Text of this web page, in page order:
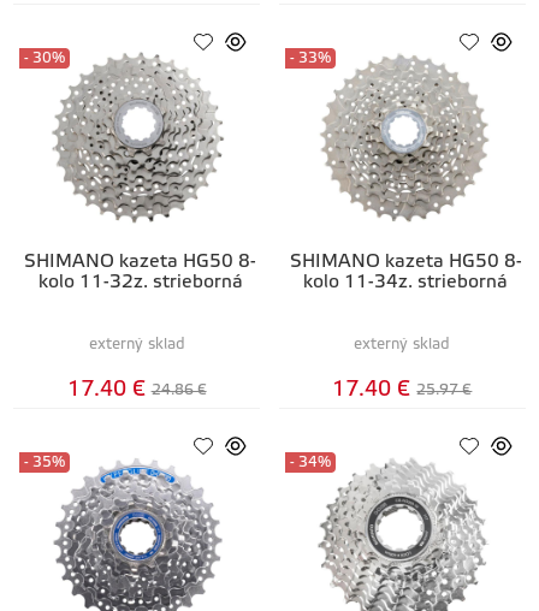
SHIMANO kazeta HG50 8-
kolo 11-32z. strieborná
- 30%
externý sklad
17.40 € 24.86 €
SHIMANO kazeta HG50 8-
kolo 11-34z. strieborná
- 33%
externý sklad
17.40 € 25.97 €
- 35% - 34%